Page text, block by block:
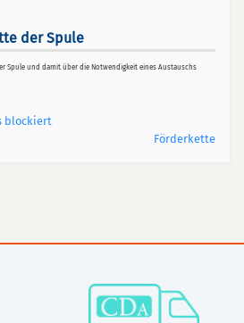
der Spule
Spule und damit über die Notwendigkeit eines Austauschs
blockiert
Förderkette